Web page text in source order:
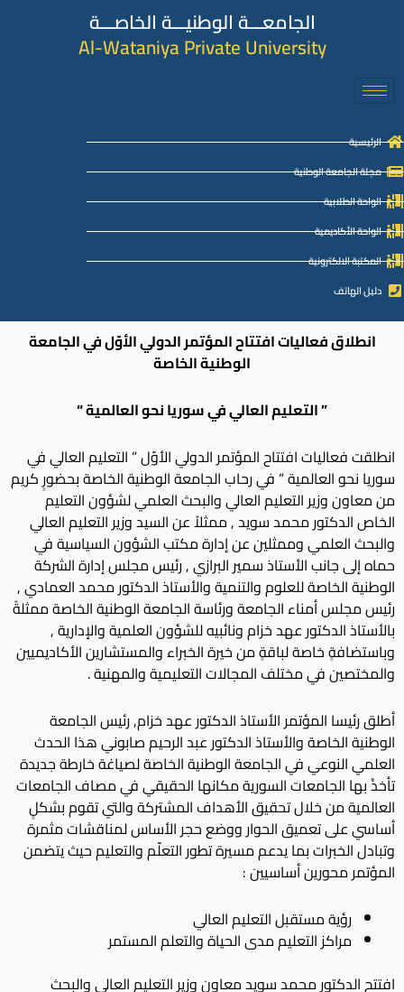
الجامعـــة الوطنيـــة الخاصـــة
Al-Wataniya Private University
الرئيسية
مجلة الجامعة الوطنية
الواحة الطلابية
الواحة الأكاديمية
المكتبة الالكترونية
دليل الهاتف
انطلاق فعاليات افتتاح المؤتمر الدولي الأوّل في الجامعة
الوطنية الخاصة
” التعليم العالي في سوريا نحو العالمية “
انطلقت فعاليات افتتاح المؤتمر الدولي الأوّل ” التعليم العالي في
سوريا نحو العالمية ” في رحاب الجامعة الوطنية الخاصة بحضورٍ كريم
من معاون وزير التعليم العالي والبحث العلمي لشؤون التعليم
الخاص الدكتور محمد سويد , ممثلاً عن السيد وزير التعليم العالي
والبحث العلمي وممثلين عن إدارة مكتب الشؤون السياسية في
حماه إلى جانب الأستاذ سمير البرازي , رئيس مجلس إدارة الشركة
الوطنية الخاصة للعلوم والتنمية والأستاذ الدكتور محمد العمادي ,
رئيس مجلس أمناء الجامعة ورئاسة الجامعة الوطنية الخاصة ممثلةً
بالأستاذ الدكتور عهد خزام ونائبيه للشؤون العلمية والإدارية ,
وباستضافةٍ خاصة لباقةٍ من خيرة الخبراء والمستشارين الأكاديميين
والمختصين في مختلف المجالات التعليمية والمهنية .
أطلق رئيسا المؤتمر الأستاذ الدكتور عهد خزام, رئيس الجامعة
الوطنية الخاصة والأستاذ الدكتور عبد الرحيم صابوني هذا الحدث
العلمي النوعي في الجامعة الوطنية الخاصة لصياغة خارطة جديدة
تأخذُ بها الجامعات السورية مكانها الحقيقي في مصاف الجامعات
العالمية من خلال تحقيق الأهداف المشتركة والتي تقوم بشكلٍ
أساسي على تعميق الحوار ووضع حجر الأساس لمناقشات مثمرة
وتبادل الخبرات بما يدعم مسيرة تطور التعلّم والتعليم حيث يتضمن
المؤتمر محورين أساسيين :
رؤية مستقبل التعليم العالي
مراكز التعليم مدى الحياة والتعلم المستمر
افتتح الدكتور محمد سويد معاون وزير التعليم العالي والبحث